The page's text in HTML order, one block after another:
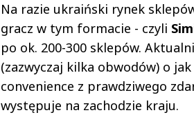
Na razie ukraiński rynek
gracz w tym formacie - czyli
po ok. 200-300 sklepów.
(zazwyczaj kilka obwodów) o
convenience z prawdziwego
występuje na zachodzie kraju.